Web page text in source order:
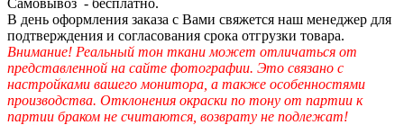
В день оформления заказа с Вами свяжется наш менеджер для
подтверждения и согласования срока отгрузки товара.
Внимание! Реальный тон ткани может отличаться от
представленной на сайте фотографии. Это связано с
настройками вашего монитора, а также особенностями
производства. Отклонения окраски по тону от партии к
партии браком не считаются, возврату не подлежат!